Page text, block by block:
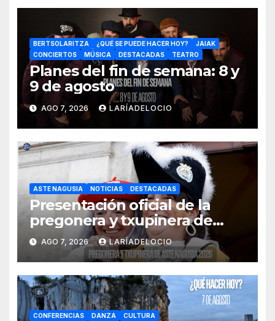
BERTSOLARITZA ¿QUÉ SE PUEDE HACER HOY?
JAIAK
CONCIERTOS
MÚSICA DESTACADAS TEATRO
Planes del fin de semana: 8 y
9 de agosto
AGO 7, 2026 LARÍADELOCIO
ASTE NAGUSIA NOTICIAS DESTACADAS
Presentación oficial de la
pregonera y txupinera de
Aste Nagusia 2026
AGO 7, 2026 LARÍADELOCIO
CONFERENCIAS DANZA
CULTURA